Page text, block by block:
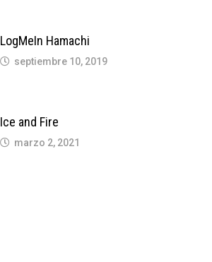
LogMeIn Hamachi
septiembre 10, 2019
Ice and Fire
marzo 2, 2021